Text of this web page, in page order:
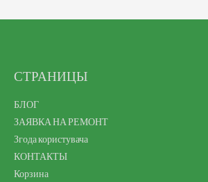
СТРАНИЦЫ
БЛОГ
ЗАЯВКА НА РЕМОНТ
Згода користувача
КОНТАКТЫ
Корзина